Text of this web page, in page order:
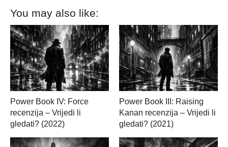
You may also like:
Power Book IV: Force
recenzija – Vrijedi li
gledati? (2022)
Power Book III: Raising
Kanan recenzija – Vrijedi li
gledati? (2021)